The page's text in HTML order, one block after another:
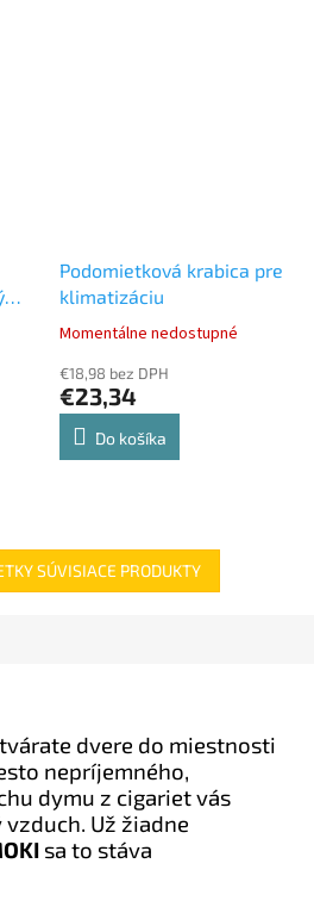
Podomietková krabica pre
klimatizáciu
Momentálne nedostupné
€18,98 bez DPH
€23,34
Do košíka
SÚVISIACE PRODUKTY
dvere do miestnosti
nepríjemného,
dymu z cigariet vás
Už žiadne
sa to stáva